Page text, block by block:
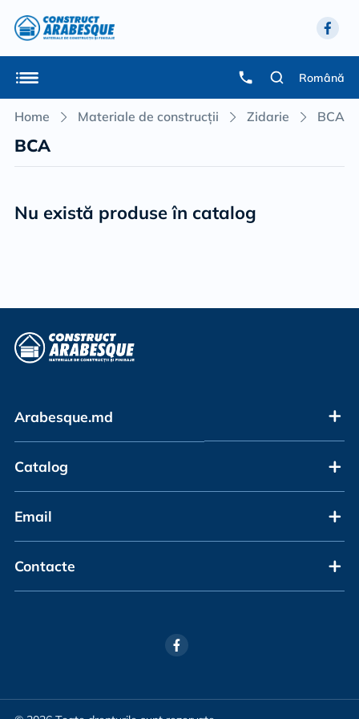
Română
Home Materiale de construcții Zidarie BCA
BCA
Nu există produse în catalog
Arabesque.md
Catalog
Email
Contacte